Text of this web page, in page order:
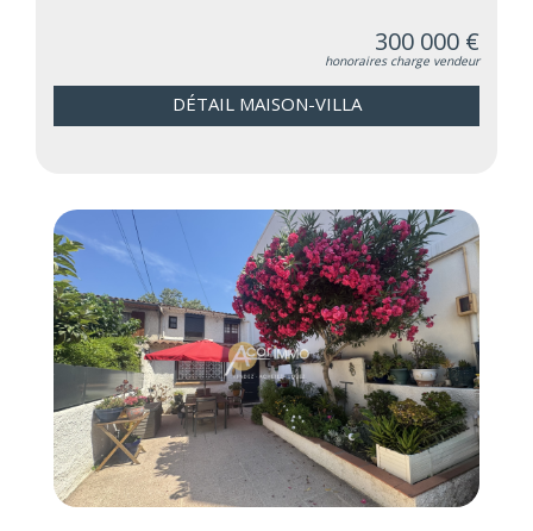
300 000 €
honoraires charge vendeur
DÉTAIL MAISON-VILLA